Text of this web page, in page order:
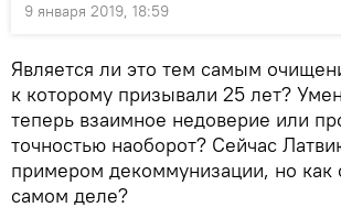
9 января 2019, 18:59
Является ли это тем самым
к которому призывали 25 лет?
теперь взаимное недоверие или
точностью наоборот? Сейчас
примером декоммунизации, но как
самом деле?